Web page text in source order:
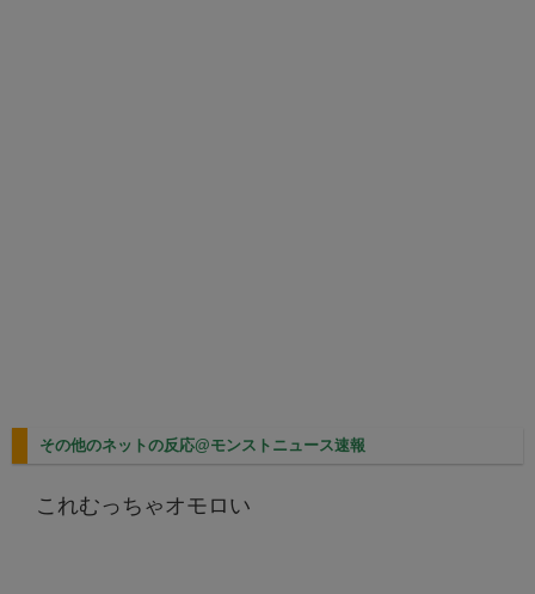
その他のネットの反応@モンストニュース速報
これむっちゃオモロい